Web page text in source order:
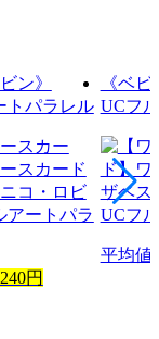
ン》
トパラレル
円
《ベ
UCフ
平均値